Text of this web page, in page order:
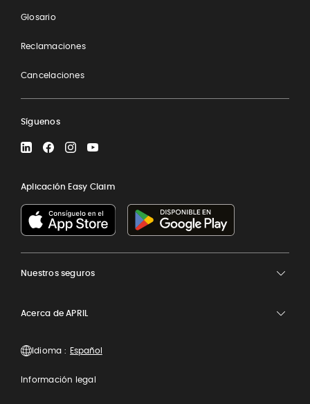
Glosario
Reclamaciones
Cancelaciones
Síguenos
LinkedInFacebookInstagramYouTube
Aplicación Easy Claim
Nuestros seguros
Acerca de APRIL
Idioma :
Información legal